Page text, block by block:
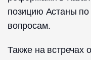
позицию Астаны
вопросам.
Также на встречах